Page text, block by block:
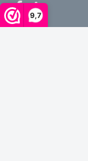
9,7